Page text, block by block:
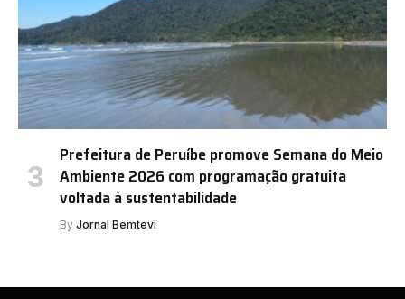
Prefeitura de Peruíbe promove Semana do Meio
Ambiente 2026 com programação gratuita
voltada à sustentabilidade
By Jornal Bemtevi